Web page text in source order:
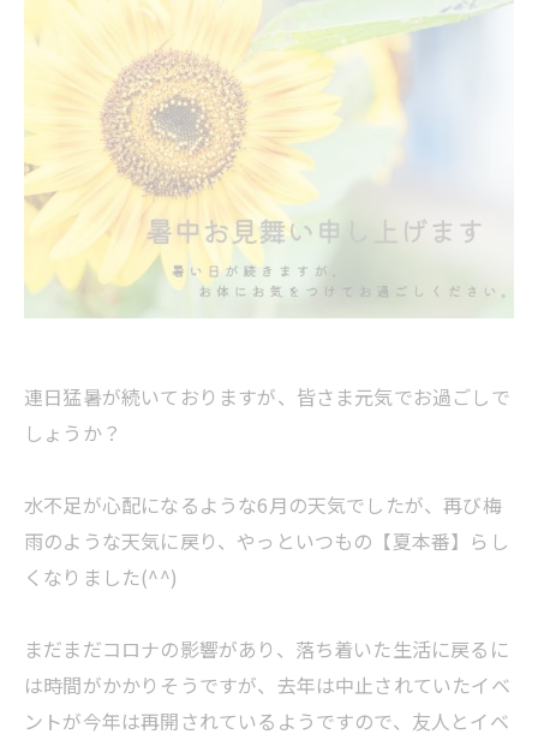
連日猛暑が続いておりますが、皆さま元気でお過ごしで
しょうか？
水不足が心配になるような6月の天気でしたが、再び梅
雨のような天気に戻り、やっといつもの【夏本番】らし
くなりました(^^)
まだまだコロナの影響があり、落ち着いた生活に戻るに
は時間がかかりそうですが、去年は中止されていたイベ
ントが今年は再開されているようですので、友人とイベ